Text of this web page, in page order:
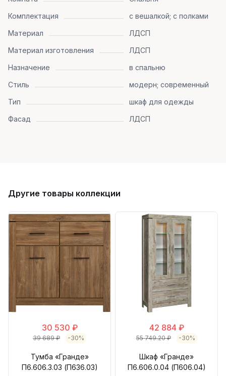
Комплектация
с вешалкой; с полками
Материал
ЛДСП
Материал изготовления
ЛДСП
Назначение
в спальню
Стиль
модерн; современный
Тип
шкаф для одежды
Фасад
ЛДСП
Другие товары коллекции
30 530 ₽
39 689 ₽ -30%
Тумба «Гранде»
П6.606.3.03 (П636.03)
42 884 ₽
55 749.20 ₽ -30%
Шкаф «Гранде»
П6.606.0.04 (П606.04)